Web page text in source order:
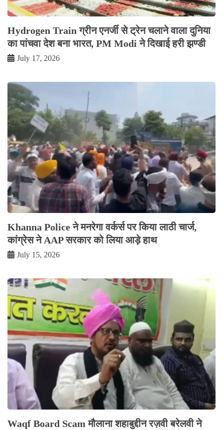
Hydrogen Train ग्रीन एनर्जी से ट्रेन चलाने वाला दुनिया
का पांचवा देश बना भारत, PM Modi ने दिखाई हरी झण्डी
July 17, 2026
Khanna Police ने मनरेगा वर्कर्स पर किया लाठी चार्ज,
कांग्रेस ने AAP सरकार को लिया आड़े हाथ
July 15, 2026
Waqf Board Scam मौलाना शहाबुद्दीन रज़वी बरेलवी ने